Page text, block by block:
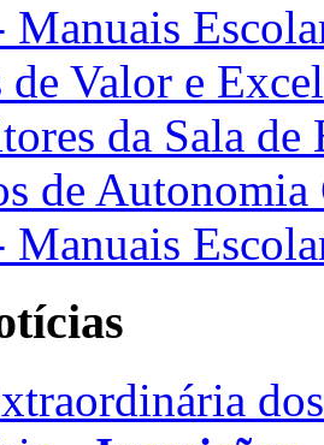
de Valor e
da Sala de
de Autonomia